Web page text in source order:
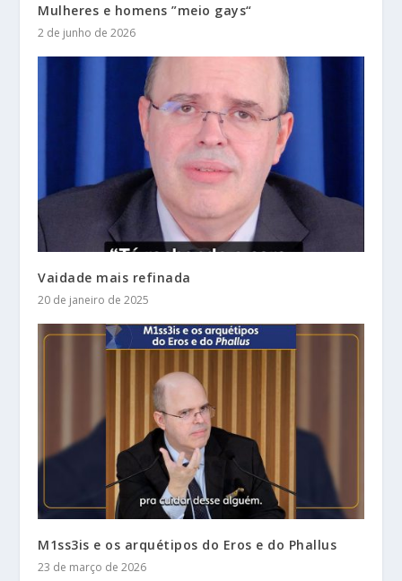
Mulheres e homens ”meio gays“
2 de junho de 2026
Vaidade mais refinada
20 de janeiro de 2025
M1ss3is e os arquétipos do Eros e do Phallus
23 de março de 2026